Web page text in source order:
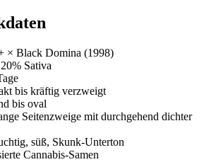
× Black Domina (1998)
Sativa
bis kräftig verzweigt
bis oval
Seitenzweige mit durchgehend dichter
süß, Skunk-Unterton
Cannabis-Samen